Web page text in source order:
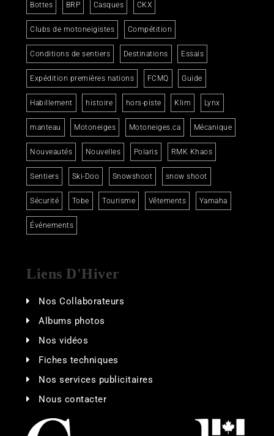
Bottes BRP Casques CKX
Clubs de motoneigistes Compétition
Conditions de sentiers Destinations Essais
Expédition premières nations FCMQ Guide
Habillement histoire hors-piste Klim Lynx
manteau Motoneiges Motoneiges.ca Mécanique
Nouveautés Nouvelles Polaris RMK Khaos
Sentiers Ski-Doo Snowshoot snow shoot
Sécurité Tobe Tourisme Vêtements Yamaha
Événements
Liens D'Hiver
Nos Collaborateurs
Albums photos
Nos vidéos
Fiches techniques
Nos services publicitaires
Nous contacter